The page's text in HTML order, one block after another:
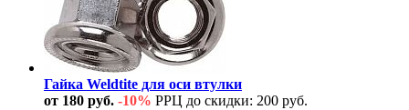
Гайка Weldtite для оси втулки
от 180 руб. -10% РРЦ до скидки: 200 руб.